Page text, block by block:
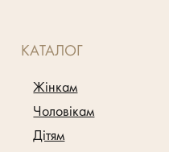
КАТАЛОГ
Жінкам
Чоловікам
Дітям